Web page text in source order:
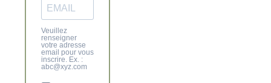
Veuillez
renseigner
votre adresse
email pour vous
inscrire. Ex. :
abc@xyz.com